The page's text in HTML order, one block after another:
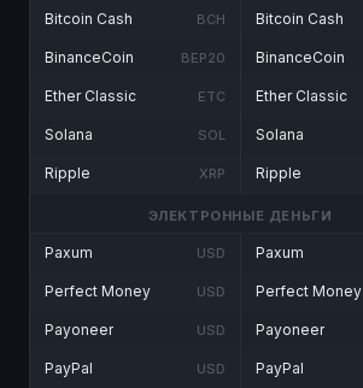
Bitcoin Cash BCH
BinanceCoin BEP20
Ether Classic ETC
Solana SOL
Ripple XRP
Bitcoin Cash
BinanceCoin
Ether Classic
Solana
Ripple
ЭЛЕКТРОННЫЕ ДЕНЬГИ
Paxum USD
Perfect Money USD
Payoneer USD
PayPal USD
Paxum
Perfect Money
Payoneer
PayPal